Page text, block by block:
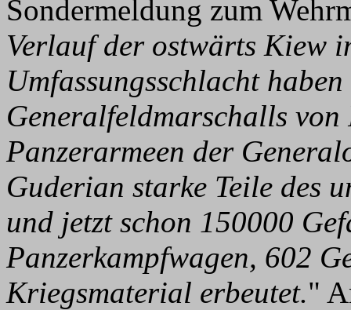
Sondermeldung zum
Verlauf der ostwärts Kiew
Umfassungsschlacht
Generalfeldmarschalls von
Panzerarmeen der
Guderian starke Teile des
und jetzt schon 150000
Panzerkampfwagen, 602
Kriegsmaterial erbeutet."